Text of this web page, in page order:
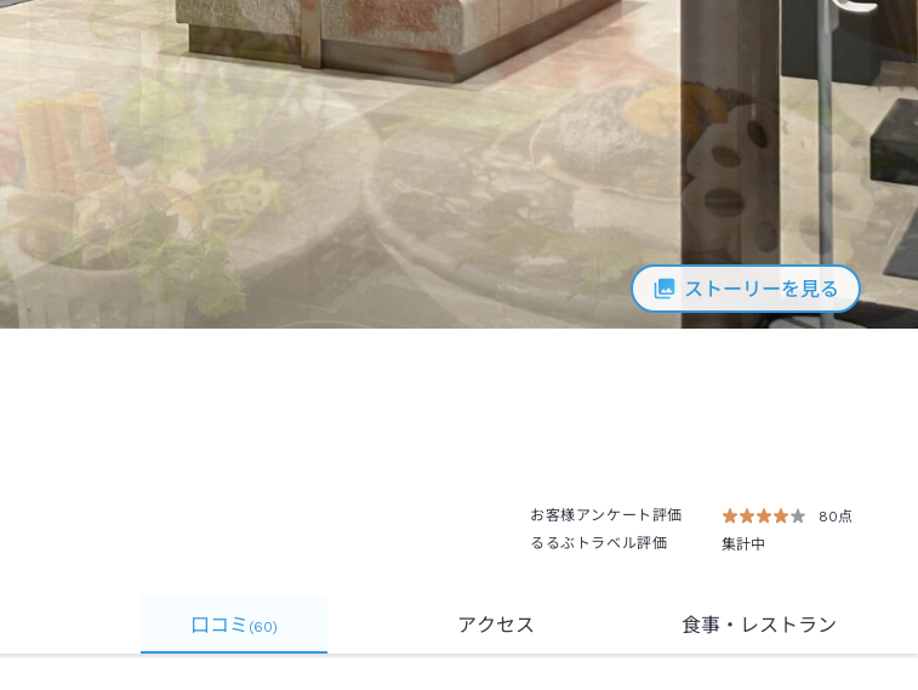
ストーリーを見る
お客様アンケート評価
80点
るるぶトラベル評価
集計中
口コミ (60) アクセス 食事・レストラン